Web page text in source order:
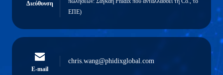
Διεύθυνση
ΕΠΕ)
E-mail
chris.wang@phidixglobal.com